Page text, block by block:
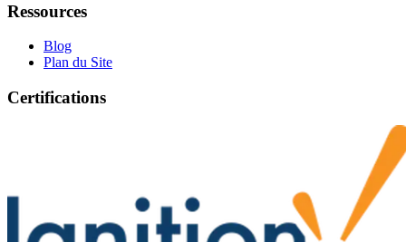
Ressources
Blog
Plan du Site
Certifications